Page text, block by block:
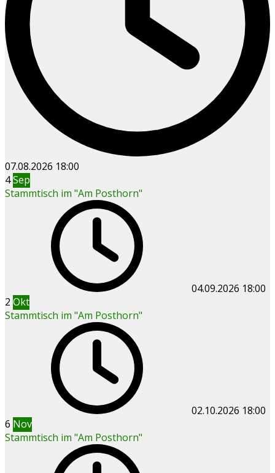
07.08.2026 18:00
4Sep
Stammtisch im "Am Posthorn"
04.09.2026 18:00
2 Okt
Stammtisch im "Am Posthorn"
02.10.2026 18:00
6 Nov
Stammtisch im "Am Posthorn"